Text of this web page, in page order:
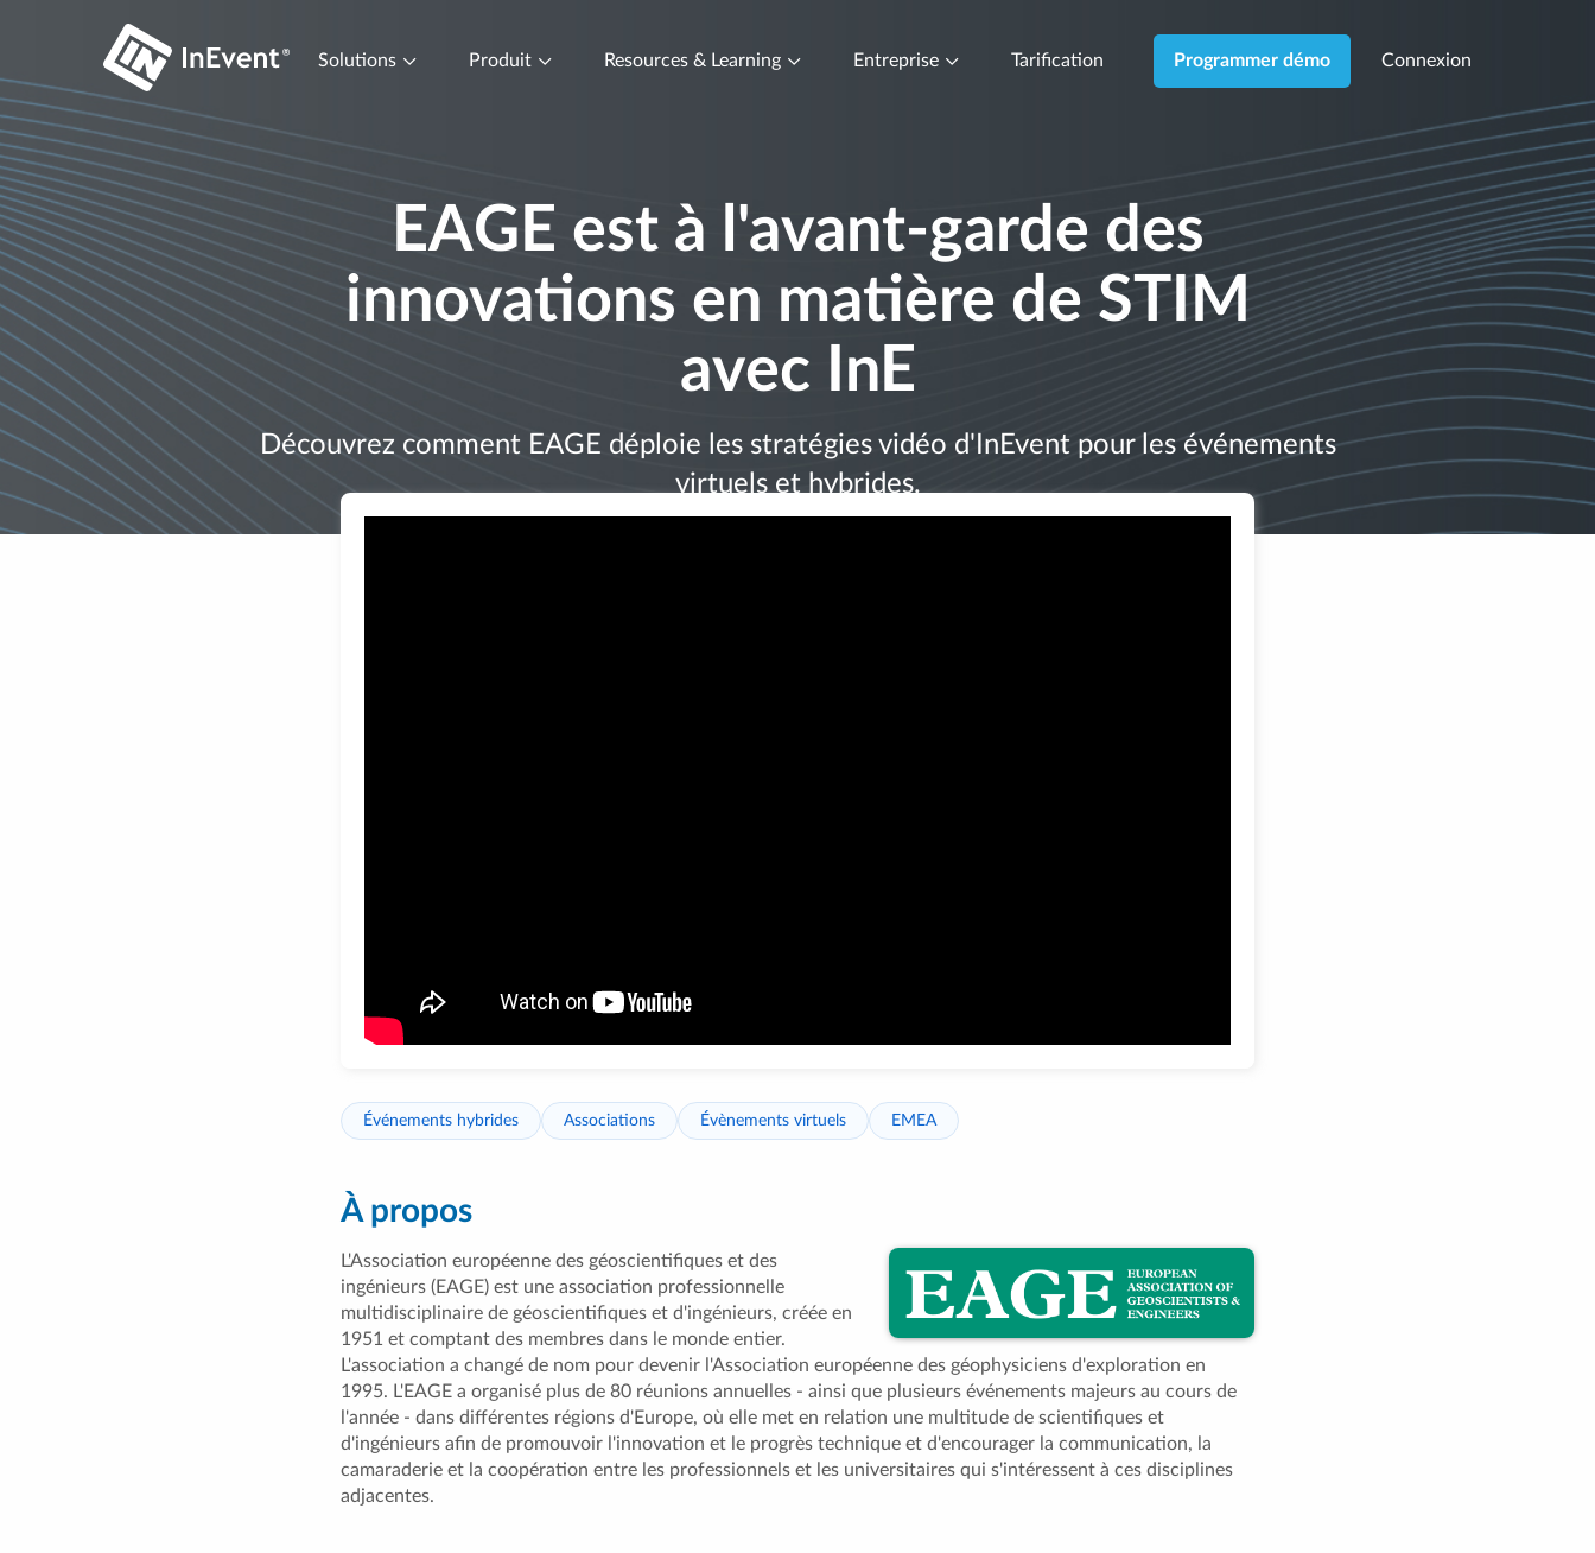
Solutions Produit Resources & Learning Entreprise Tarification Programmer démo Connexion
EAGE est à l'avant-garde des
innovations en matière de STIM
avec InE
Découvrez comment EAGE déploie les stratégies vidéo d'InEvent pour les événements
virtuels et hybrides.
Événements hybrides Associations Évènements virtuels EMEA
À propos
L'Association européenne des géoscientifiques et des
ingénieurs (EAGE) est une association professionnelle
multidisciplinaire de géoscientifiques et d'ingénieurs, créée en
1951 et comptant des membres dans le monde entier.
L'association a changé de nom pour devenir l'Association européenne des géophysiciens d'exploration en
1995. L'EAGE a organisé plus de 80 réunions annuelles - ainsi que plusieurs événements majeurs au cours de
l'année - dans différentes régions d'Europe, où elle met en relation une multitude de scientifiques et
d'ingénieurs afin de promouvoir l'innovation et le progrès technique et d'encourager la communication, la
camaraderie et la coopération entre les professionnels et les universitaires qui s'intéressent à ces disciplines
adjacentes.